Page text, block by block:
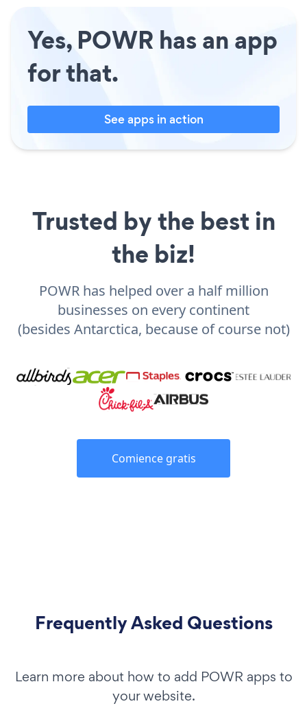
Yes, POWR has an app
for that.
See apps in action
Trusted by the best in
the biz!
POWR has helped over a half million
businesses on every continent
(besides Antarctica, because of course not)
Comience gratis
Frequently Asked Questions
Learn more about how to add POWR apps to
your website.